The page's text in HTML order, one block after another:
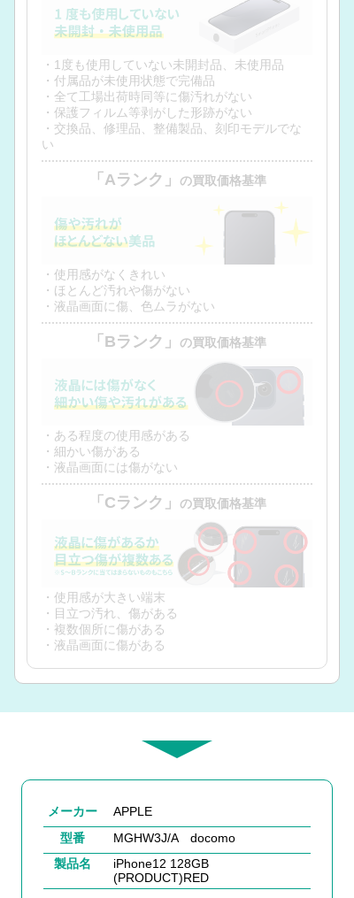
・1度も使用していない未開封品、未使用品
・付属品が未使用状態で完備品
・全て工場出荷時同等に傷汚れがない
・保護フィルム等剥がした形跡がない
・交換品、修理品、整備製品、刻印モデルでな
い
「Aランク」 の買取価格基準
・使用感がなくきれい
・ほとんど汚れや傷がない
・液晶画面に傷、色ムラがない
「Bランク」 の買取価格基準
・ある程度の使用感がある
・細かい傷がある
・液晶画面には傷がない
「Cランク」 の買取価格基準
・使用感が大きい端末
・目立つ汚れ、傷がある
・複数個所に傷がある
・液晶画面に傷がある
メーカー
APPLE
型番
MGHW3J/A docomo
製品名
iPhone12 128GB
(PRODUCT)RED